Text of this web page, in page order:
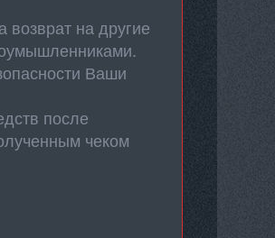
на другие
Ваши
после
чеком